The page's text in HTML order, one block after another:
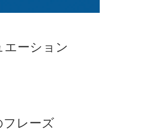
エーション
フレーズ